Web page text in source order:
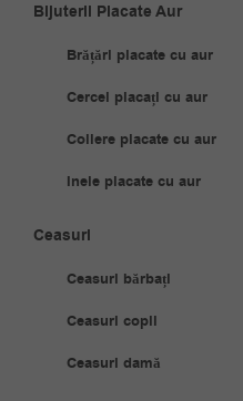
Bijuterii Placate Aur
Brățări placate cu aur
Cercei placați cu aur
Coliere placate cu aur
Inele placate cu aur
Ceasuri
Ceasuri bărbați
Ceasuri copii
Ceasuri damă